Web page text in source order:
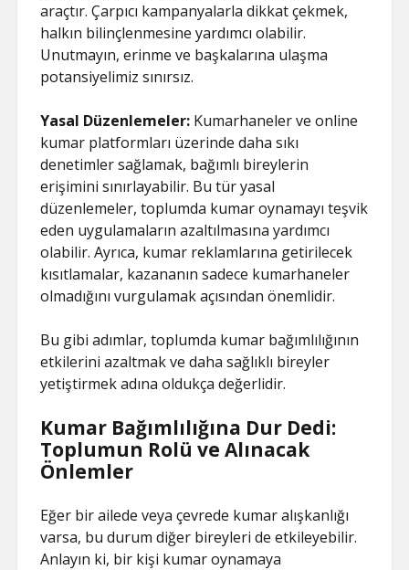
araçtır. Çarpıcı kampanyalarla dikkat çekmek,
halkın bilinçlenmesine yardımcı olabilir.
Unutmayın, erinme ve başkalarına ulaşma
potansiyelimiz sınırsız.
Yasal Düzenlemeler: Kumarhaneler ve online
kumar platformları üzerinde daha sıkı
denetimler sağlamak, bağımlı bireylerin
erişimini sınırlayabilir. Bu tür yasal
düzenlemeler, toplumda kumar oynamayı teşvik
eden uygulamaların azaltılmasına yardımcı
olabilir. Ayrıca, kumar reklamlarına getirilecek
kısıtlamalar, kazananın sadece kumarhaneler
olmadığını vurgulamak açısından önemlidir.
Bu gibi adımlar, toplumda kumar bağımlılığının
etkilerini azaltmak ve daha sağlıklı bireyler
yetiştirmek adına oldukça değerlidir.
Kumar Bağımlılığına Dur Dedi:
Toplumun Rolü ve Alınacak
Önlemler
Eğer bir ailede veya çevrede kumar alışkanlığı
varsa, bu durum diğer bireyleri de etkileyebilir.
Anlayın ki, bir kişi kumar oynamaya